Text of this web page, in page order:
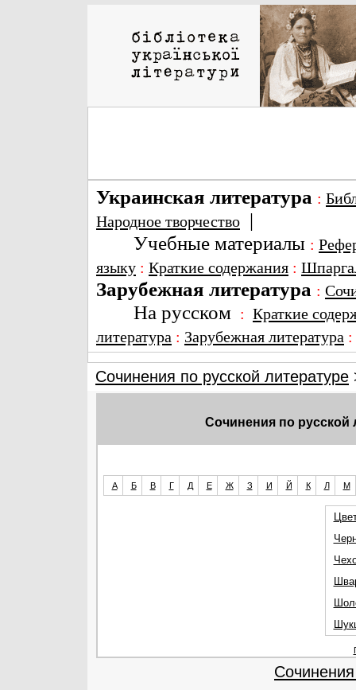
Украинская литература :
Народное творчество |
Учебные материалы :
языку : Краткие содержания :
Зарубежная литература :
На русском : Краткие
литература : Зарубежная литература
Сочинения по русской литературе
Сочинения по русской
А Б В Г Д Е Ж З И Й К Л М